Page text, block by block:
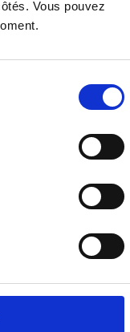
Vous pouvez
60
manuelle